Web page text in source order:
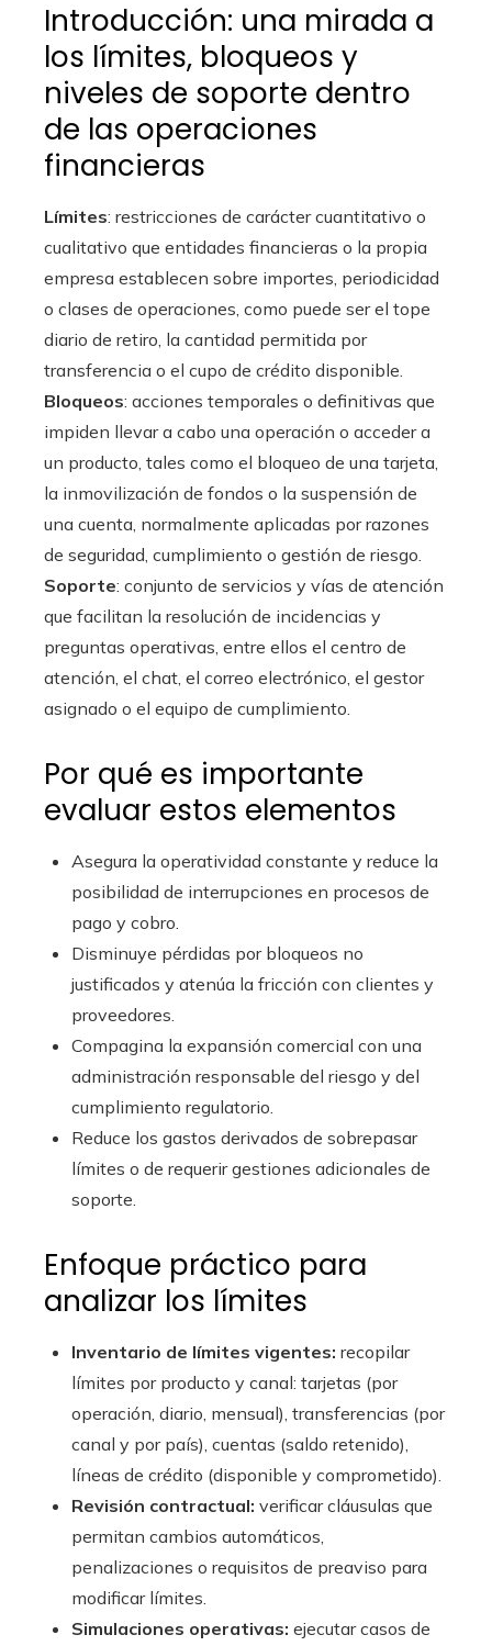
Introducción: una mirada a
los límites, bloqueos y
niveles de soporte dentro
de las operaciones
financieras
Límites: restricciones de carácter cuantitativo o
cualitativo que entidades financieras o la propia
empresa establecen sobre importes, periodicidad
o clases de operaciones, como puede ser el tope
diario de retiro, la cantidad permitida por
transferencia o el cupo de crédito disponible.
Bloqueos: acciones temporales o definitivas que
impiden llevar a cabo una operación o acceder a
un producto, tales como el bloqueo de una tarjeta,
la inmovilización de fondos o la suspensión de
una cuenta, normalmente aplicadas por razones
de seguridad, cumplimiento o gestión de riesgo.
Soporte: conjunto de servicios y vías de atención
que facilitan la resolución de incidencias y
preguntas operativas, entre ellos el centro de
atención, el chat, el correo electrónico, el gestor
asignado o el equipo de cumplimiento.
Por qué es importante
evaluar estos elementos
Asegura la operatividad constante y reduce la
posibilidad de interrupciones en procesos de
pago y cobro.
Disminuye pérdidas por bloqueos no
justificados y atenúa la fricción con clientes y
proveedores.
Compagina la expansión comercial con una
administración responsable del riesgo y del
cumplimiento regulatorio.
Reduce los gastos derivados de sobrepasar
límites o de requerir gestiones adicionales de
soporte.
Enfoque práctico para
analizar los límites
Inventario de límites vigentes: recopilar
límites por producto y canal: tarjetas (por
operación, diario, mensual), transferencias (por
canal y por país), cuentas (saldo retenido),
líneas de crédito (disponible y comprometido).
Revisión contractual: verificar cláusulas que
permitan cambios automáticos,
penalizaciones o requisitos de preaviso para
modificar límites.
Simulaciones operativas: ejecutar casos de